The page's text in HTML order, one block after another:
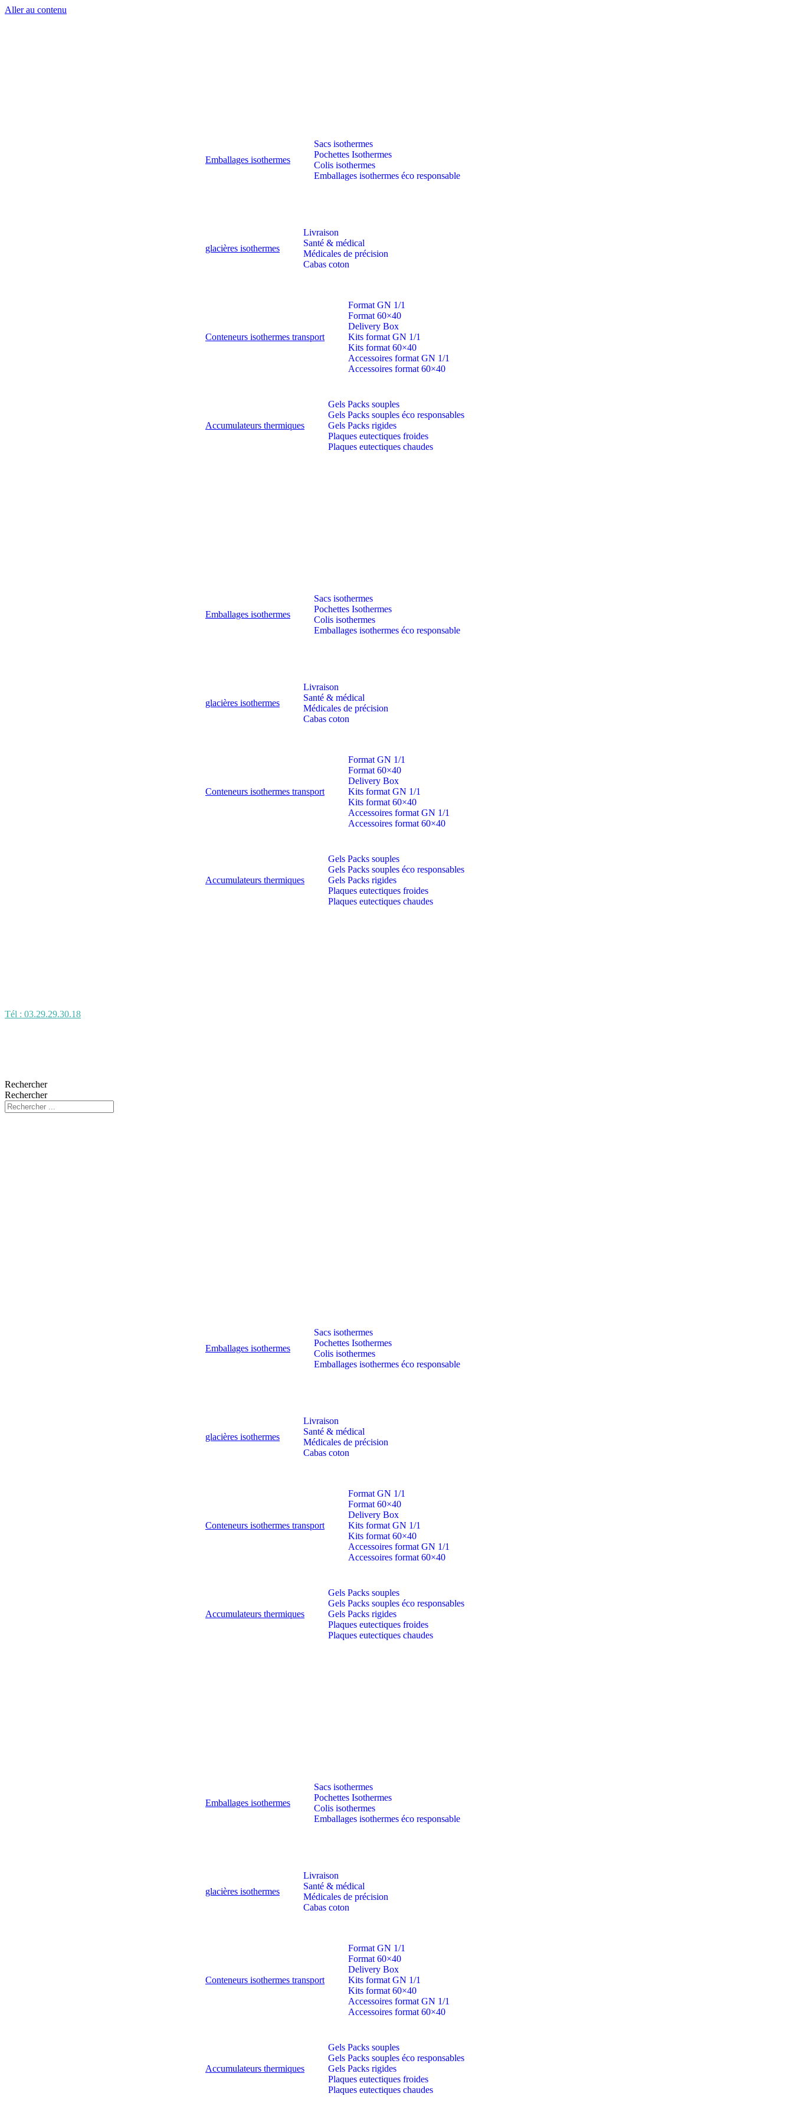
Aller au contenu
Emballages isothermes
Sacs isothermes
Pochettes Isothermes
Colis isothermes
Emballages isothermes éco responsable
glacières isothermes
Livraison
Santé & médical
Médicales de précision
Cabas coton
Conteneurs isothermes transport
Format GN 1/1
Format 60×40
Delivery Box
Kits format GN 1/1
Kits format 60×40
Accessoires format GN 1/1
Accessoires format 60×40
Accumulateurs thermiques
Gels Packs souples
Gels Packs souples éco responsables
Gels Packs rigides
Plaques eutectiques froides
Plaques eutectiques chaudes
Emballages isothermes
Sacs isothermes
Pochettes Isothermes
Colis isothermes
Emballages isothermes éco responsable
glacières isothermes
Livraison
Santé & médical
Médicales de précision
Cabas coton
Conteneurs isothermes transport
Format GN 1/1
Format 60×40
Delivery Box
Kits format GN 1/1
Kits format 60×40
Accessoires format GN 1/1
Accessoires format 60×40
Accumulateurs thermiques
Gels Packs souples
Gels Packs souples éco responsables
Gels Packs rigides
Plaques eutectiques froides
Plaques eutectiques chaudes
Tél : 03.29.29.30.18
Rechercher
Rechercher
Emballages isothermes
Sacs isothermes
Pochettes Isothermes
Colis isothermes
Emballages isothermes éco responsable
glacières isothermes
Livraison
Santé & médical
Médicales de précision
Cabas coton
Conteneurs isothermes transport
Format GN 1/1
Format 60×40
Delivery Box
Kits format GN 1/1
Kits format 60×40
Accessoires format GN 1/1
Accessoires format 60×40
Accumulateurs thermiques
Gels Packs souples
Gels Packs souples éco responsables
Gels Packs rigides
Plaques eutectiques froides
Plaques eutectiques chaudes
Emballages isothermes
Sacs isothermes
Pochettes Isothermes
Colis isothermes
Emballages isothermes éco responsable
glacières isothermes
Livraison
Santé & médical
Médicales de précision
Cabas coton
Conteneurs isothermes transport
Format GN 1/1
Format 60×40
Delivery Box
Kits format GN 1/1
Kits format 60×40
Accessoires format GN 1/1
Accessoires format 60×40
Accumulateurs thermiques
Gels Packs souples
Gels Packs souples éco responsables
Gels Packs rigides
Plaques eutectiques froides
Plaques eutectiques chaudes